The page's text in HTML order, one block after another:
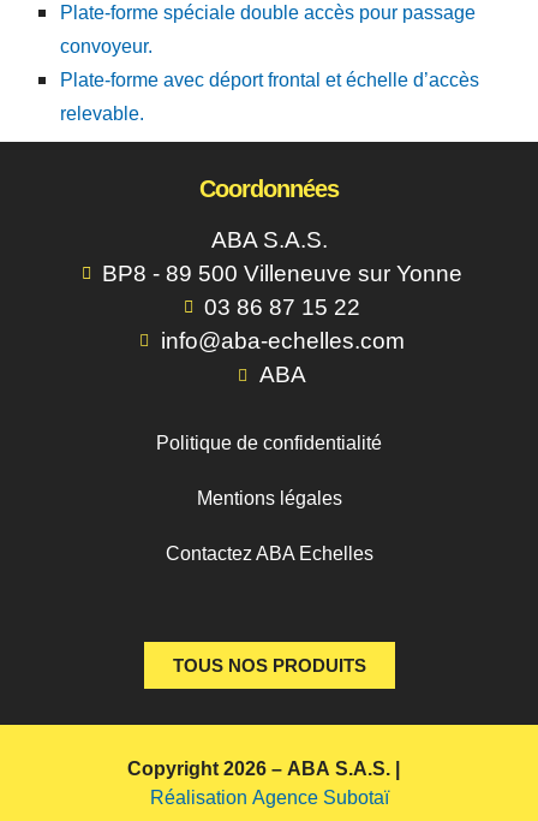
Plate-forme spéciale double accès pour passage
convoyeur.
Plate-forme avec déport frontal et échelle d’accès
relevable.
Coordonnées
ABA S.A.S.
BP8 - 89 500 Villeneuve sur Yonne
03 86 87 15 22
info@aba-echelles.com
ABA
Politique de confidentialité
Mentions légales
Contactez ABA Echelles
TOUS NOS PRODUITS
Copyright 2026 – ABA S.A.S. |
Réalisation Agence Subotaï